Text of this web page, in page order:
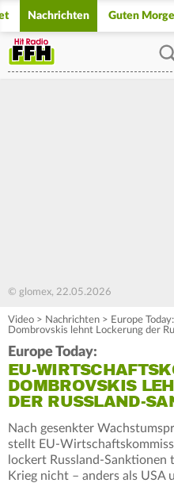
Nachrichten Guten
© glomex, 22.05.2026
Video > Nachrichten > Europe
Dombrovskis lehnt Lockerung der
Europe Today:
EU-
DOMBROVSKIS
DER RUSSLAND-
Nach gesenkter
stellt EU-
lockert Russland-Sanktionen
Krieg nicht – anders als USA